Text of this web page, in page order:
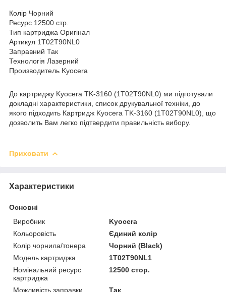
Колір Чорний
Ресурс 12500 стр.
Тип картриджа Оригінал
Артикул 1T02T90NL0
Заправний Так
Технологія Лазерний
Производитель Kyocera
До картриджу Kyocera TK-3160 (1T02T90NL0) ми підготували
докладні характеристики, список друкувальної техніки, до
якого підходить Картридж Kyocera TK-3160 (1T02T90NL0), що
дозволить Вам легко підтвердити правильність вибору.
Приховати
Характеристики
Основні
Виробник
Kyocera
Кольоровість
Єдиний колір
Колір чорнила/тонера
Чорний (Black)
Модель картриджа
1T02T90NL1
Номінальний ресурс
картриджа
12500 стор.
Можливість заправки
Так